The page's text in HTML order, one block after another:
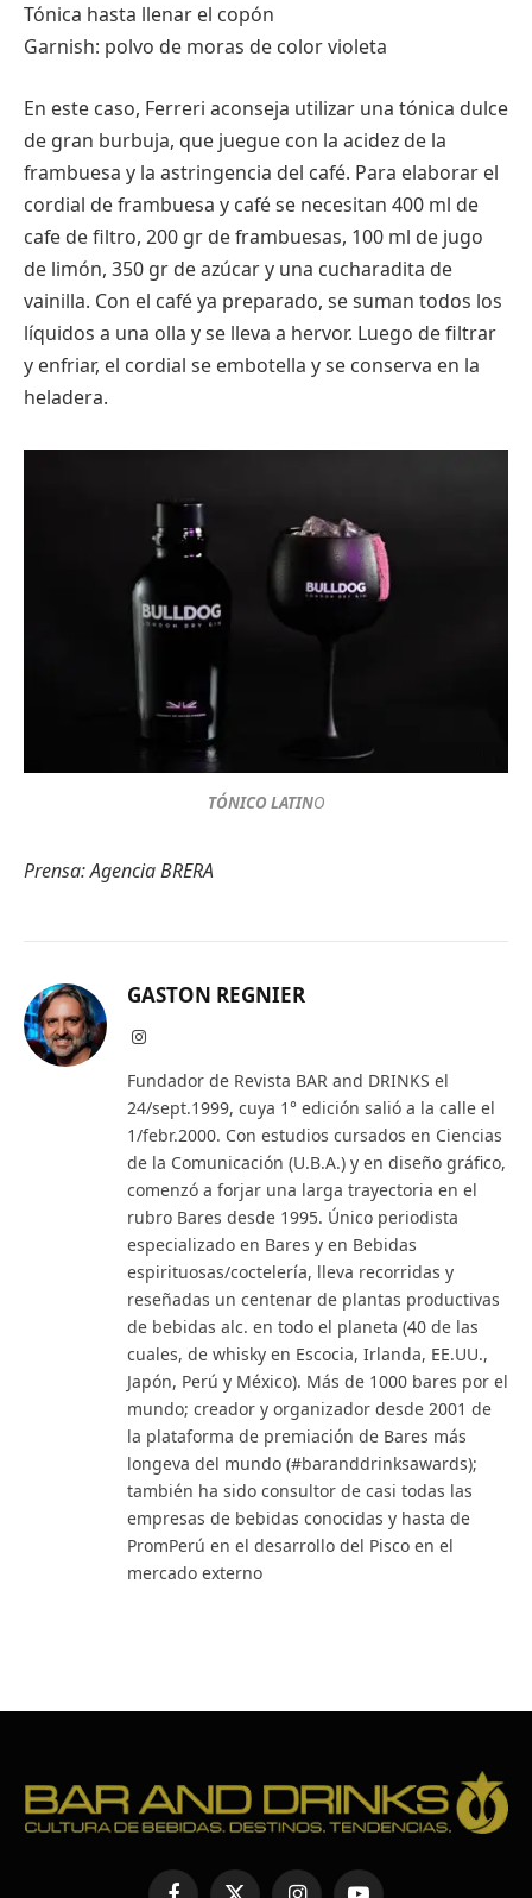
Tónica hasta llenar el copón
Garnish: polvo de moras de color violeta
En este caso, Ferreri aconseja utilizar una tónica dulce
de gran burbuja, que juegue con la acidez de la
frambuesa y la astringencia del café. Para elaborar el
cordial de frambuesa y café se necesitan 400 ml de
cafe de filtro, 200 gr de frambuesas, 100 ml de jugo
de limón, 350 gr de azúcar y una cucharadita de
vainilla. Con el café ya preparado, se suman todos los
líquidos a una olla y se lleva a hervor. Luego de filtrar
y enfriar, el cordial se embotella y se conserva en la
heladera.
TÓNICO LATINO
Prensa: Agencia BRERA
GASTON REGNIER
Instagram
Fundador de Revista BAR and DRINKS el
24/sept.1999, cuya 1° edición salió a la calle el
1/febr.2000. Con estudios cursados en Ciencias
de la Comunicación (U.B.A.) y en diseño gráfico,
comenzó a forjar una larga trayectoria en el
rubro Bares desde 1995. Único periodista
especializado en Bares y en Bebidas
espirituosas/coctelería, lleva recorridas y
reseñadas un centenar de plantas productivas
de bebidas alc. en todo el planeta (40 de las
cuales, de whisky en Escocia, Irlanda, EE.UU.,
Japón, Perú y México). Más de 1000 bares por el
mundo; creador y organizador desde 2001 de
la plataforma de premiación de Bares más
longeva del mundo (#baranddrinksawards);
también ha sido consultor de casi todas las
empresas de bebidas conocidas y hasta de
PromPerú en el desarrollo del Pisco en el
mercado externo